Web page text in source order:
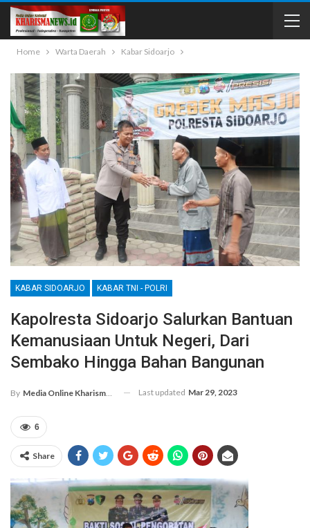
Home Warta Daerah Kabar Sidoarjo
KABAR SIDOARJO KABAR TNI - POLRI
Kapolresta Sidoarjo Salurkan Bantuan
Kemanusiaan Untuk Negeri, Dari
Sembako Hingga Bahan Bangunan
By Media Online Kharismanews.id Last updated Mar 29, 2023
6
Share